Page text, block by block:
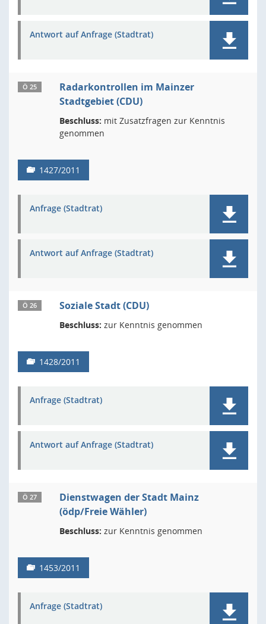
Antwort auf Anfrage (Stadtrat)
Ö 25
Radarkontrollen im Mainzer
Stadtgebiet (CDU)
Beschluss: mit Zusatzfragen zur Kenntnis
genommen
1427/2011
Anfrage (Stadtrat)
Antwort auf Anfrage (Stadtrat)
Ö 26 Soziale Stadt (CDU)
Beschluss: zur Kenntnis genommen
1428/2011
Anfrage (Stadtrat)
Antwort auf Anfrage (Stadtrat)
Ö 27
Dienstwagen der Stadt Mainz
(ödp/Freie Wähler)
Beschluss: zur Kenntnis genommen
1453/2011
Anfrage (Stadtrat)